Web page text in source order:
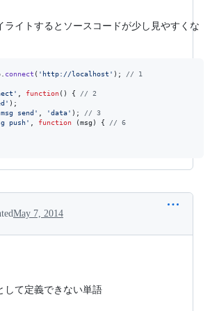
ライトするとソースコードが少し見やすくな
connect ( 'http://localhost' ) ; // 1
function( ) {
// 2
) ;
send' 'data' ) ;
// 3
push' function (msg ) {
// 6
May 7, 2014
して定義できない単語